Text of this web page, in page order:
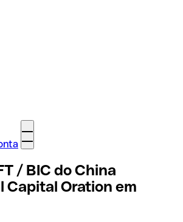
/ BIC do China
Capital Oration em